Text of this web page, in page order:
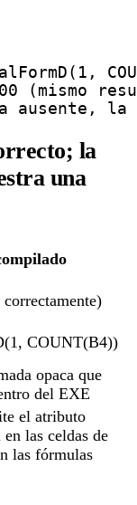
ausente,
la
una
COUNT(B4))
opaca que
del EXE
el atributo
las celdas de
las fórmulas